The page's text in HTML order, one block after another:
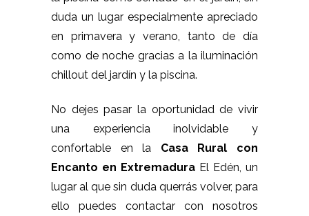
duda un lugar especialmente apreciado
en primavera y verano, tanto de día
como de noche gracias a la iluminación
chillout del jardín y la piscina.
No dejes pasar la oportunidad de vivir
una experiencia inolvidable y
confortable en la Casa Rural con
Encanto en Extremadura El Edén, un
lugar al que sin duda querrás volver, para
ello puedes contactar con nosotros